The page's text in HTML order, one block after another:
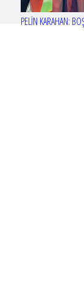
PELİN KARAHAN: